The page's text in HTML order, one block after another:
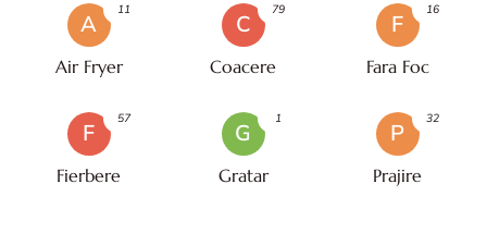
A
Air Fryer
11
C
Coacere
79
F
Fara Foc
16
F
Fierbere
57
G
Gratar
1
P
Prajire
32